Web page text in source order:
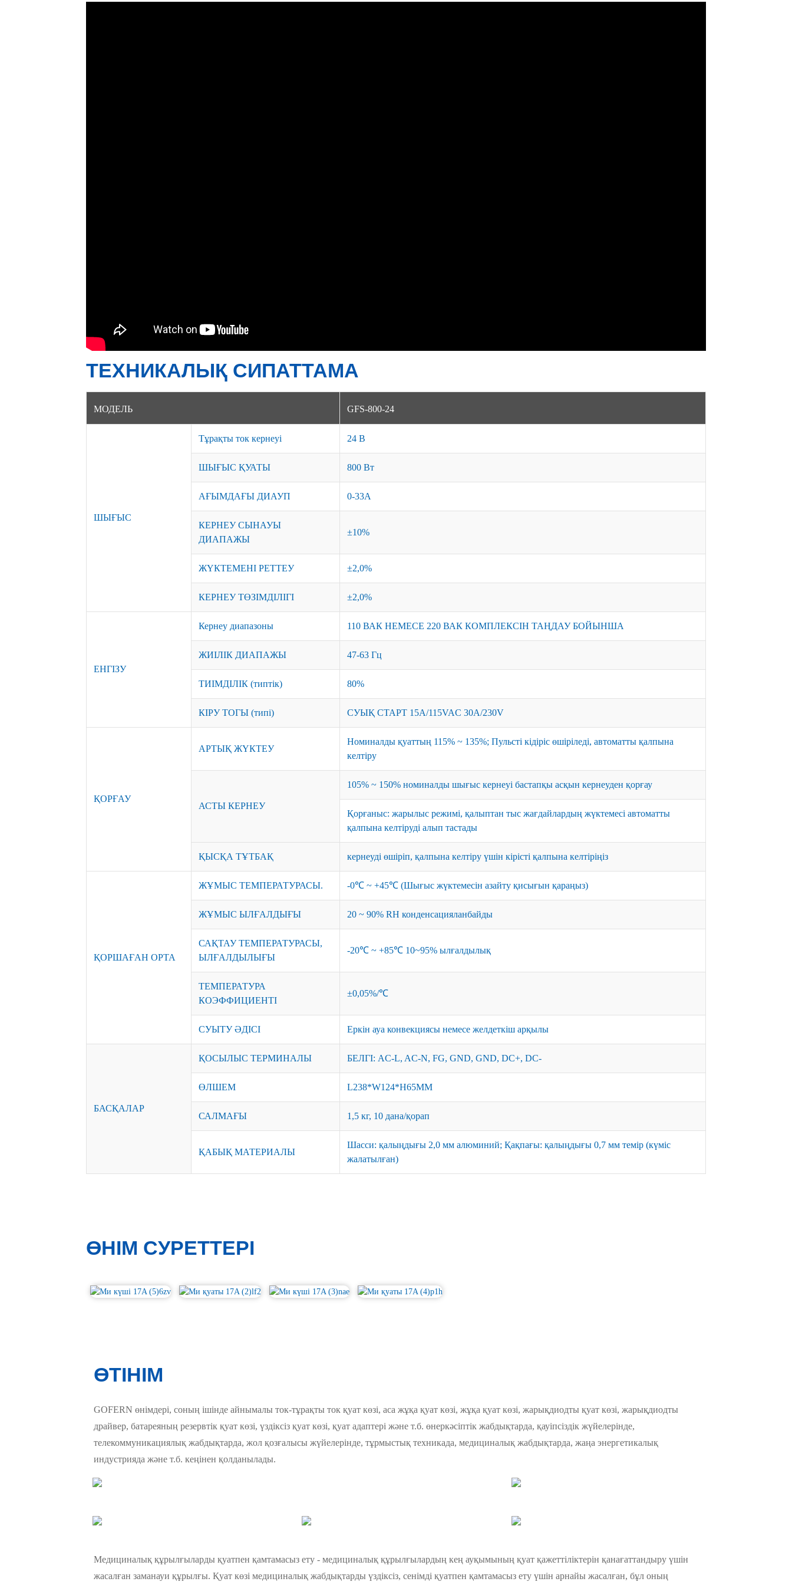
ТЕХНИКАЛЫҚ СИПАТТАМА
МОДЕЛЬ GFS-800-24
ШЫҒЫС
Тұрақты ток кернеуі 24 В
ШЫҒЫС ҚУАТЫ 800 Вт
АҒЫМДАҒЫ ДИАУП 0-33A
КЕРНЕУ СЫНАУЫ
ДИАПАЖЫ
±10%
ЖҮКТЕМЕНІ РЕТТЕУ ±2,0%
КЕРНЕУ ТӨЗІМДІЛІГІ ±2,0%
ЕНГІЗУ
Кернеу диапазоны 110 ВАК НЕМЕСЕ 220 ВАК КОМПЛЕКСІН ТАҢДАУ БОЙЫНША
ЖИІЛІК ДИАПАЖЫ 47-63 Гц
ТИІМДІЛІК (типтік) 80%
КІРУ ТОГЫ (типі) СУЫҚ СТАРТ 15A/115VAC 30A/230V
ҚОРҒАУ
АРТЫҚ ЖҮКТЕУ
Номиналды қуаттың 115% ~ 135%; Пульсті кідіріс өшіріледі, автоматты қалпына
келтіру
АСТЫ КЕРНЕУ
105% ~ 150% номиналды шығыс кернеуі бастапқы асқын кернеуден қорғау
Қорғаныс: жарылыс режимі, қалыптан тыс жағдайлардың жүктемесі автоматты
қалпына келтіруді алып тастады
ҚЫСҚА ТҰТБАҚ кернеуді өшіріп, қалпына келтіру үшін кірісті қалпына келтіріңіз
ҚОРШАҒАН ОРТА
ЖҰМЫС ТЕМПЕРАТУРАСЫ. -0℃ ~ +45℃ (Шығыс жүктемесін азайту қисығын қараңыз)
ЖҰМЫС ЫЛҒАЛДЫҒЫ 20 ~ 90% RH конденсацияланбайды
САҚТАУ ТЕМПЕРАТУРАСЫ,
ЫЛҒАЛДЫЛЫҒЫ
-20℃ ~ +85℃ 10~95% ылғалдылық
ТЕМПЕРАТУРА
КОЭФФИЦИЕНТІ
±0,05%/℃
СУЫТУ ӘДІСІ Еркін ауа конвекциясы немесе желдеткіш арқылы
БАСҚАЛАР
ҚОСЫЛЫС ТЕРМИНАЛЫ БЕЛГІ: AC-L, AC-N, FG, GND, GND, DC+, DC-
ӨЛШЕМ L238*W124*H65MM
САЛМАҒЫ 1,5 кг, 10 дана/қорап
ҚАБЫҚ МАТЕРИАЛЫ
Шасси: қалыңдығы 2,0 мм алюминий; Қақпағы: қалыңдығы 0,7 мм темір (күміс
жалатылған)
ӨНІМ СУРЕТТЕРІ
ӨТІНІМ
GOFERN өнімдері, соның ішінде айнымалы ток-тұрақты ток қуат көзі, аса жұқа қуат көзі, жұқа қуат көзі, жарықдиодты қуат көзі, жарықдиодты
драйвер, батареяның резервтік қуат көзі, үздіксіз қуат көзі, қуат адаптері және т.б. өнеркәсіптік жабдықтарда, қауіпсіздік жүйелерінде,
телекоммуникациялық жабдықтарда, жол қозғалысы жүйелерінде, тұрмыстық техникада, медициналық жабдықтарда, жаңа энергетикалық
индустрияда және т.б. кеңінен қолданылады.
Медициналық құрылғыларды қуатпен қамтамасыз ету - медициналық құрылғылардың кең ауқымының қуат қажеттіліктерін қанағаттандыру үшін
жасалған заманауи құрылғы. Қуат көзі медициналық жабдықтарды үздіксіз, сенімді қуатпен қамтамасыз ету үшін арнайы жасалған, бұл оның